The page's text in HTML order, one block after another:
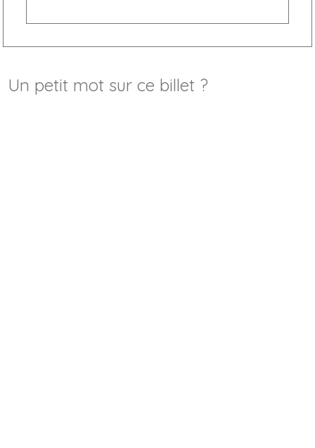
Un petit mot sur ce billet ?